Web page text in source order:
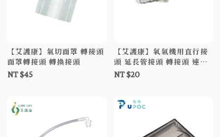
【艾護康】氣切面罩 轉接頭
面罩轉接頭 轉換接頭
NT $45
【艾護康】氧氣機用直行接
頭 延長管接頭 轉接頭 連接
頭
NT $20